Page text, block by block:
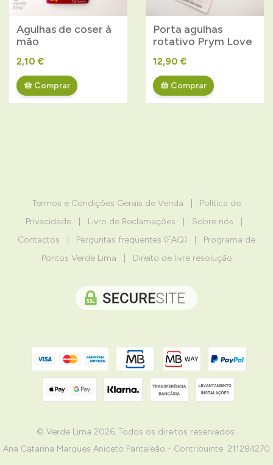
Agulhas de coser à
mão
2,10 €
Comprar
Porta agulhas
rotativo Prym Love
12,90 €
Comprar
Termos e Condições Gerais de Venda
Política de
Privacidade
Livro de Reclamações Sobre nós
Contactos
Perguntas frequentes (FAQ)
Programa de
Pontos Verde Lima
Direito de livre resolução
© Verde Lima 2026. Todos os direitos reservados.
Ana Catarina Marques Aniceto Pantaleão - Contribuinte: 211284270